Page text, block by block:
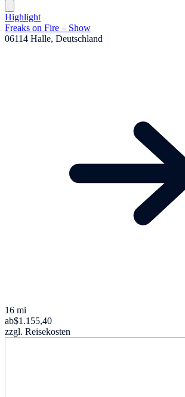
Highlight
Freaks on Fire – Show
06114 Halle, Deutschland
16 mi
ab$1.155,40
zzgl. Reisekosten